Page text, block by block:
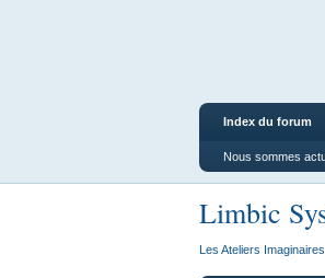
Index du forum
Nous sommes
Limbic
Les Ateliers Imaginaires